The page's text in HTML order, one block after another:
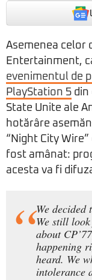
Asemenea celor
Entertainment,
evenimentul de
PlayStation 5 din
State Unite ale
hotărâre
“Night City
fost amânat:
acesta va fi
We decided
We still
about
happening
heard. We
intolerance